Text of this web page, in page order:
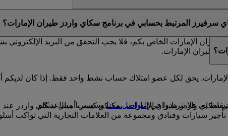
بريد إلكتروني فريد. إذا تمت مشاركة عنوان بريدكم
منه. يرجىالتواصل معناللحصول على المزيد من المساعدة.
سرفيرز المرتبط بحسابي في برنامج سكاي واردز طيران الإمارات؟
الإمارات الخاص بكم، فلا يجب التحقق من البريد
طيران الإمارات.
يحق لكل عضو امتلاك حساب نشط واحد فقط. إذا كان لديكم
به، فلا تترددوا فيالتواصل معناوسيسرنا مساعدتكم.
في سكاي واردز طيران الإمارات. يمكنكم كسب أميال سكاي واردز
سيارات وفنادق ومجموعة من العلامات التجارية التي تواكب